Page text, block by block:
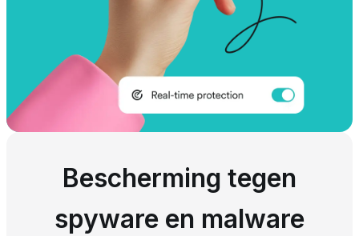
Bescherming tegen
spyware en malware